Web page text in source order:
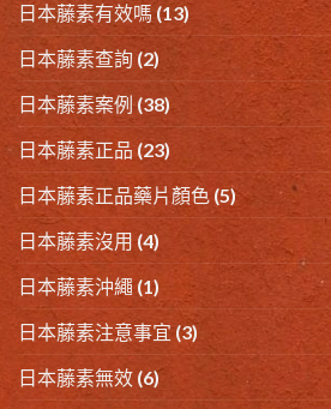
日本藤素有效嗎 (13)
日本藤素查詢 (2)
日本藤素案例 (38)
日本藤素正品 (23)
日本藤素正品藥片顏色 (5)
日本藤素沒用 (4)
日本藤素沖繩 (1)
日本藤素注意事宜(3)
日本藤素無效 (6)